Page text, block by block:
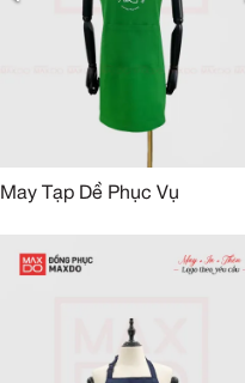
May Tạp Dề Phục Vụ